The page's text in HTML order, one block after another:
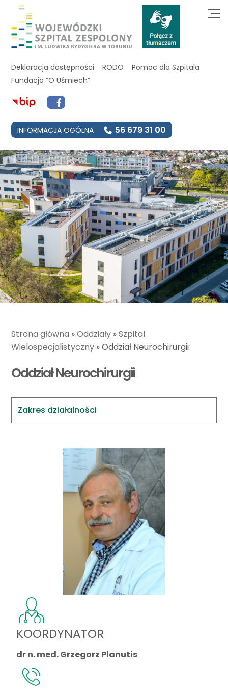
Deklaracja dostępności RODO
Pomoc dla Szpitala
Fundacja “O Uśmiech”
INFORMACJA OGÓLNA 56 679 31 00
Strona główna »Oddziały »Szpital
Wielospecjalistyczny »Oddział Neurochirurgii
Oddział Neurochirurgii
Zakres działalności
KOORDYNATOR
dr n. med. Grzegorz Planutis